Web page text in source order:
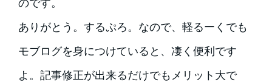
のです。
ありがとう。するぷろ。なので、軽るーくでも
モブログを身につけていると、凄く便利です
よ。記事修正が出来るだけでもメリット大で